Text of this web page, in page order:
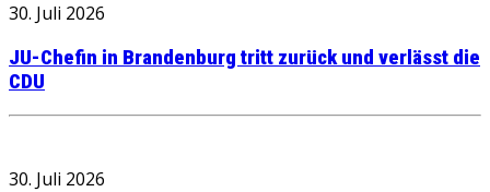
30. Juli 2026
JU-Chefin in Brandenburg tritt zurück und verlässt die
CDU
30. Juli 2026